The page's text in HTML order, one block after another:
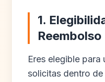
1.
Reembolso
Eres elegible para
solicitas dentro